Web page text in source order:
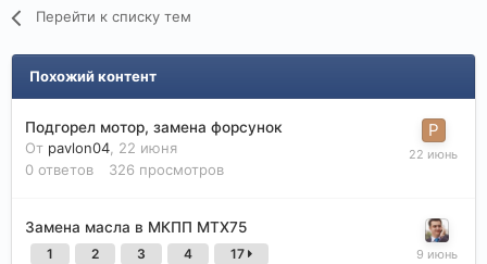
Перейти к списку тем
Похожий контент
Подгорел мотор, замена форсунок
От pavlon04, 22 июня
0 ответов 326 просмотров
Замена масла в МКПП МТХ75
1 2 3 4 17